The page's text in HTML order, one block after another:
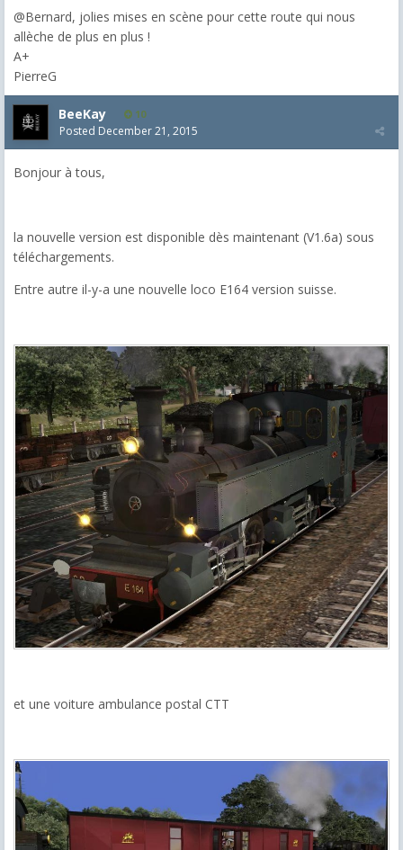
@Bernard, jolies mises en scène pour cette route qui nous
allèche de plus en plus !
A+
PierreG
BeeKay 10
Posted December 21, 2015
Bonjour à tous,
la nouvelle version est disponible dès maintenant (V1.6a) sous
téléchargements.
Entre autre il-y-a une nouvelle loco E164 version suisse.
et une voiture ambulance postal CTT